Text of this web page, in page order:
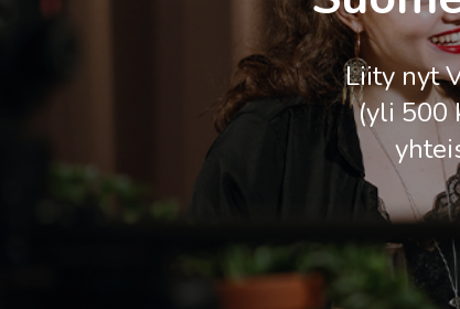
Liity nyt
(yli 500